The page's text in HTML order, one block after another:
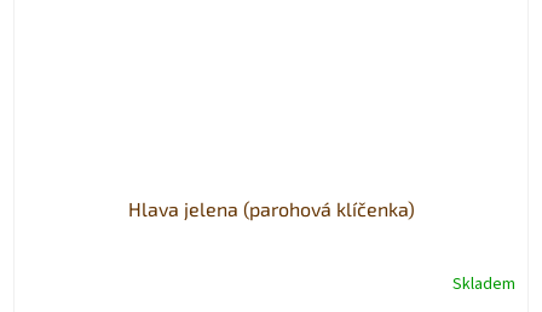
Hlava jelena (parohová klíčenka)
Skladem